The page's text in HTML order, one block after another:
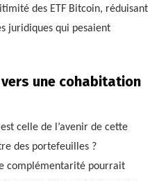
des ETF Bitcoin, réduisant
juridiques qui pesaient
une cohabitation
celle de l’avenir de cette
des portefeuilles ?
complémentarité pourrait